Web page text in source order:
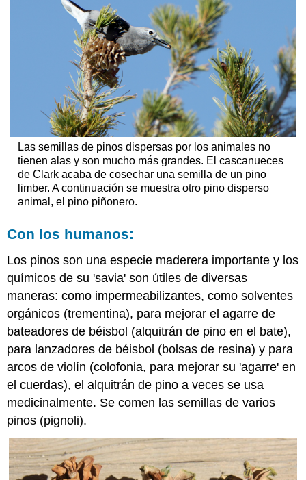
Las semillas de pinos dispersas por los animales no
tienen alas y son mucho más grandes. El cascanueces
de Clark acaba de cosechar una semilla de un pino
limber. A continuación se muestra otro pino disperso
animal, el pino piñonero.
Con los humanos:
Los pinos son una especie maderera importante y los
químicos de su 'savia' son útiles de diversas
maneras: como impermeabilizantes, como solventes
orgánicos (trementina), para mejorar el agarre de
bateadores de béisbol (alquitrán de pino en el bate),
para lanzadores de béisbol (bolsas de resina) y para
arcos de violín (colofonia, para mejorar su 'agarre' en
el cuerdas), el alquitrán de pino a veces se usa
medicinalmente. Se comen las semillas de varios
pinos (pignoli).